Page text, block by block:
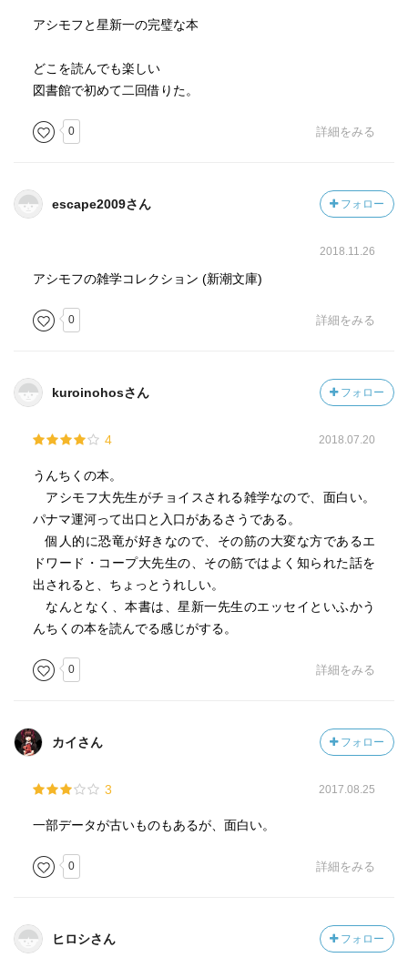
アシモフと星新一の完璧な本
どこを読んでも楽しい
図書館で初めて二回借りた。
0 詳細をみる
escape2009さん フォロー
2018.11.26
アシモフの雑学コレクション (新潮文庫)
0 詳細をみる
kuroinohosさん フォロー
4 2018.07.20
うんちくの本。
アシモフ大先生がチョイスされる雑学なので、面白い。
パナマ運河って出口と入口があるさうである。
個人的に恐竜が好きなので、その筋の大変な方であるエ
ドワード・コープ大先生の、その筋ではよく知られた話を
出されると、ちょっとうれしい。
なんとなく、本書は、星新一先生のエッセイといふかう
んちくの本を読んでる感じがする。
0 詳細をみる
カイさん フォロー
3 2017.08.25
一部データが古いものもあるが、面白い。
0 詳細をみる
ヒロシさん フォロー